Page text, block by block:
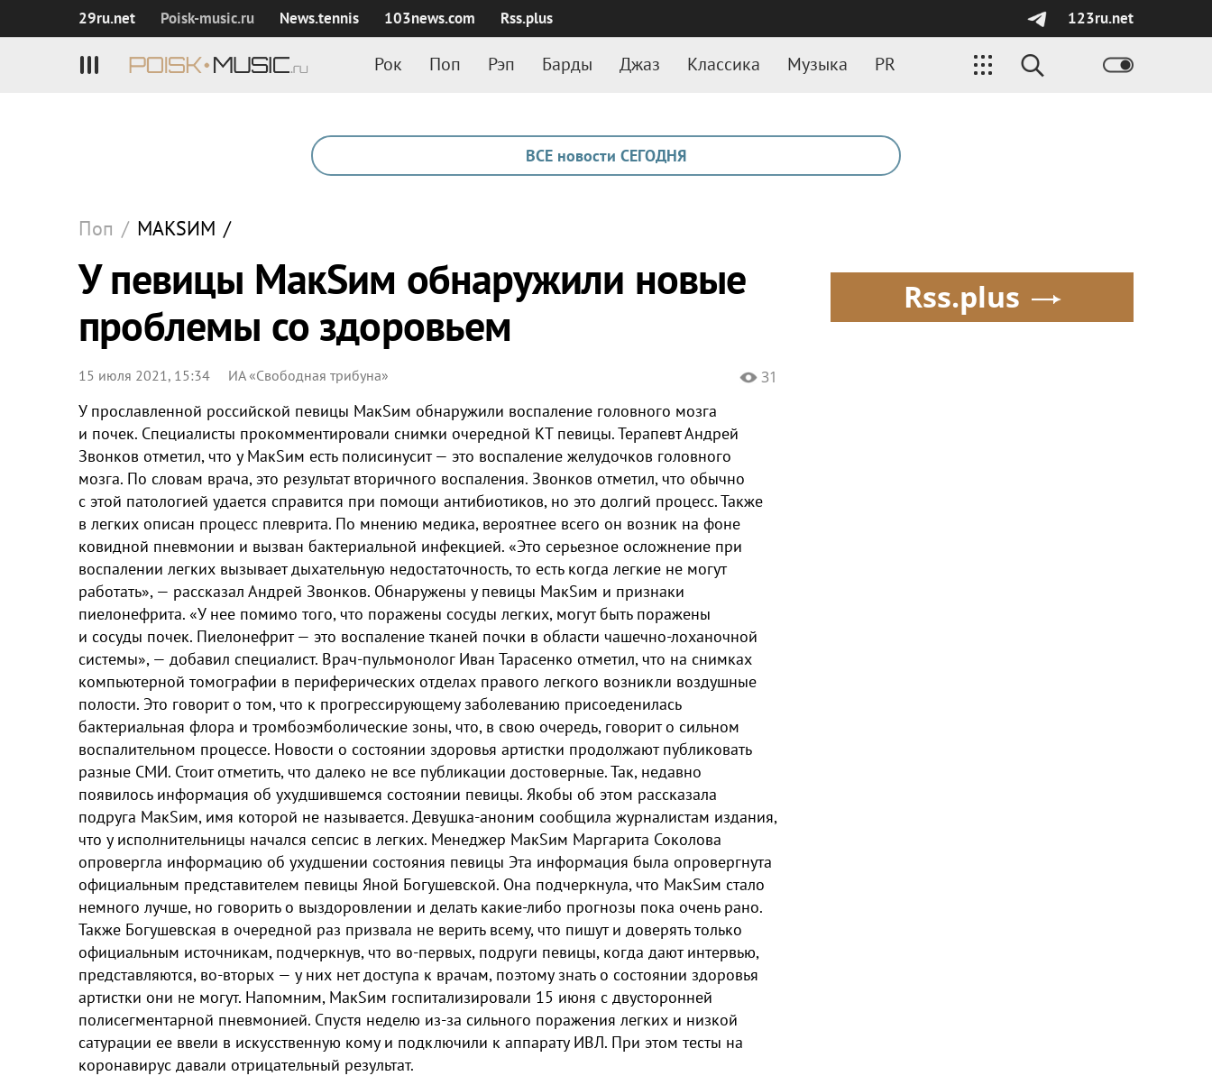
29ru.net Poisk‑music.ru News.tennis 103news.com Rss.plus 123ru.net
Рок Поп Рэп Барды Джаз Классика Музыка PR
ВСЕ новости СЕГОДНЯ
Поп / МАКSИМ /
У певицы МакSим обнаружили новые
проблемы со здоровьем
15 июля 2021, 15:34 ИА «Свободная трибуна» 31
У прославленной российской певицы МакSим обнаружили воспаление головного мозга
и почек. Специалисты прокомментировали снимки очередной КТ певицы. Терапевт Андрей
Звонков отметил, что у МакSим есть полисинусит — это воспаление желудочков головного
мозга. По словам врача, это результат вторичного воспаления. Звонков отметил, что обычно
с этой патологией удается справится при помощи антибиотиков, но это долгий процесс. Также
в легких описан процесс плеврита. По мнению медика, вероятнее всего он возник на фоне
ковидной пневмонии и вызван бактериальной инфекцией. «Это серьезное осложнение при
воспалении легких вызывает дыхательную недостаточность, то есть когда легкие не могут
работать», — рассказал Андрей Звонков. Обнаружены у певицы МакSим и признаки
пиелонефрита. «У нее помимо того, что поражены сосуды легких, могут быть поражены
и сосуды почек. Пиелонефрит — это воспаление тканей почки в области чашечно-лоханочной
системы», — добавил специалист. Врач-пульмонолог Иван Тарасенко отметил, что на снимках
компьютерной томографии в периферических отделах правого легкого возникли воздушные
полости. Это говорит о том, что к прогрессирующему заболеванию присоеденилась
бактериальная флора и тромбоэмболические зоны, что, в свою очередь, говорит о сильном
воспалительном процессе. Новости о состоянии здоровья артистки продолжают публиковать
разные СМИ. Стоит отметить, что далеко не все публикации достоверные. Так, недавно
появилось информация об ухудшившемся состоянии певицы. Якобы об этом рассказала
подруга МакSим, имя которой не называется. Девушка-аноним сообщила журналистам издания,
что у исполнительницы начался сепсис в легких. Менеджер МакSим Маргарита Соколова
опровергла информацию об ухудшении состояния певицы Эта информация была опровергнута
официальным представителем певицы Яной Богушевской. Она подчеркнула, что МакSим стало
немного лучше, но говорить о выздоровлении и делать какие-либо прогнозы пока очень рано.
Также Богушевская в очередной раз призвала не верить всему, что пишут и доверять только
официальным источникам, подчеркнув, что во-первых, подруги певицы, когда дают интервью,
представляются, во-вторых — у них нет доступа к врачам, поэтому знать о состоянии здоровья
артистки они не могут. Напомним, МакSим госпитализировали 15 июня с двусторонней
полисегментарной пневмонией. Спустя неделю из-за сильного поражения легких и низкой
сатурации ее ввели в искусственную кому и подключили к аппарату ИВЛ. При этом тесты на
коронавирус давали отрицательный результат.
Rss.plus